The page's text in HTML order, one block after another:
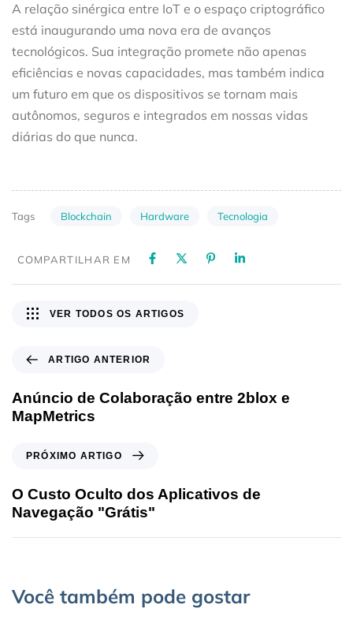
A relação sinérgica entre IoT e o espaço criptográfico
está inaugurando uma nova era de avanços
tecnológicos. Sua integração promete não apenas
eficiências e novas capacidades, mas também indica
um futuro em que os dispositivos se tornam mais
autônomos, seguros e integrados em nossas vidas
diárias do que nunca.
Tags Blockchain Hardware Tecnologia
COMPARTILHAR EM
ARTIGO ANTERIOR
Anúncio de Colaboração entre 2blox e
MapMetrics
VER TODOS OS ARTIGOS
PRÓXIMO ARTIGO
O Custo Oculto dos Aplicativos de
Navegação "Grátis"
Você também pode gostar